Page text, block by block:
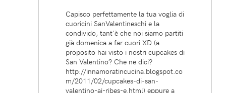
Capisco perfettamente la tua voglia di
cuoricini SanValentineschi e la
condivido, tant'è che noi siamo partiti
già domenica a far cuori XD (a
proposito hai visto i nostri cupcakes di
San Valentino? Che ne dici?
http://innamoratincucina.blogspot.co
m/2011/02/cupcakes-di-san-
valentino-ai-ribes-e.html) eppure a